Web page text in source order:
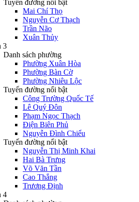
Tuyến đường nổi bật
Mai Chí Thọ
Nguyễn Cơ Thạch
Trần Não
Xuân Thủy
3
Danh sách phường
Phường Xuân Hòa
Phường Bàn Cờ
Phường Nhiêu Lộc
Tuyến đường nổi bật
Công Trường Quốc Tế
Lê Quý Đôn
Phạm Ngọc Thạch
Điện Biên Phủ
Nguyễn Đình Chiểu
Tuyến đường nổi bật
Nguyễn Thị Minh Khai
Hai Bà Trưng
Võ Văn Tần
Cao Thắng
Trương Định
4